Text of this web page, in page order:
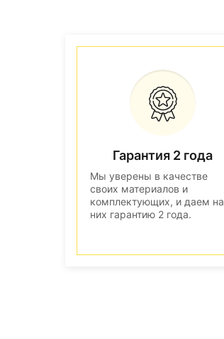
Гарантия 2 года
Мы уверены в качестве
своих материалов и
комплектующих, и даем на
них гарантию 2 года.